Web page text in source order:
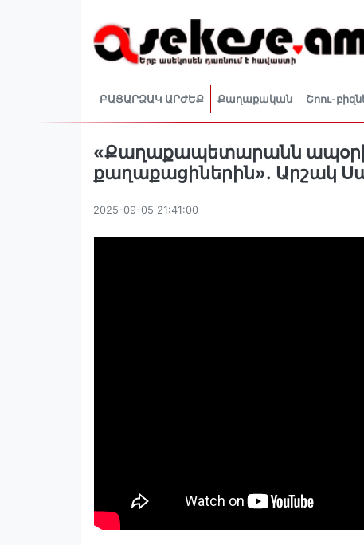
ԲԱՑԱՐՁԱԿ ԱՐԺԵՔ Քաղաքական Շոու-
«Քաղաքապետարանն
քաղաքացիներին»․ Արշակ
2025-09-05 21:41:00